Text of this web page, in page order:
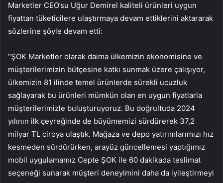
Marketler CEO’su Uğur Demirel kaliteli ürünleri uygun
fiyattan tüketicilere ulaştırmaya devam ettiklerini aktararak
sözlerine şöyle devam etti:
“ŞOK Marketler olarak daima ülkemizin ekonomisine ve
müşterilerimizin bütçesine katkı sunmak üzere çalışıyor,
ülkemizin 81 ilinde temel ürünlerde sürekli ucuzluk
sağlayarak bu ürünleri mümkün olan en uygun fiyatlarla
müşterilerimizle buluşturuyoruz. Bu doğrultuda 2024
yılının ilk çeyreğinde de büyümemizi sürdürerek 37,2
milyar TL ciroya ulaştık. Mağaza ve depo yatırımlarımızı hız
kesmeden sürdürürken, arayüz güncellemesi yaptığımız
mobil uygulamamız Cepte ŞOK ile 60 dakikada teslimat
seçeneği sunarak müşteri deneyimini daha da iyileştirmeyi